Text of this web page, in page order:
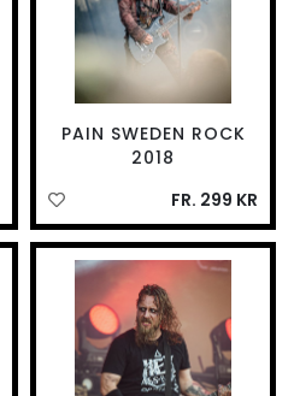
PAIN SWEDEN ROCK
2018
FR. 299 KR